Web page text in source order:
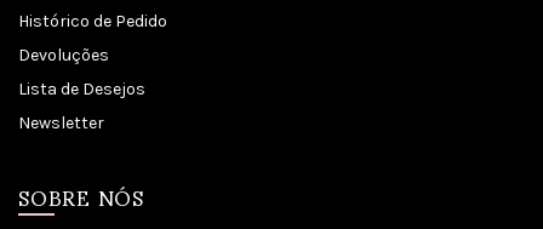
Histórico de Pedido
Devoluções
Lista de Desejos
Newsletter
SOBRE NÓS